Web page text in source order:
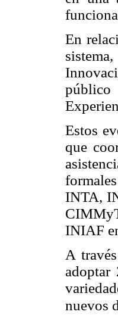
En
Estos
que
INTA,
INIAF
A
adoptar
nuevos